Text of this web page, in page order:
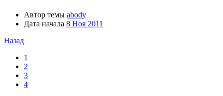
Автор темы abody
Дата начала 8 Ноя 2011
Назад
1
2
3
4